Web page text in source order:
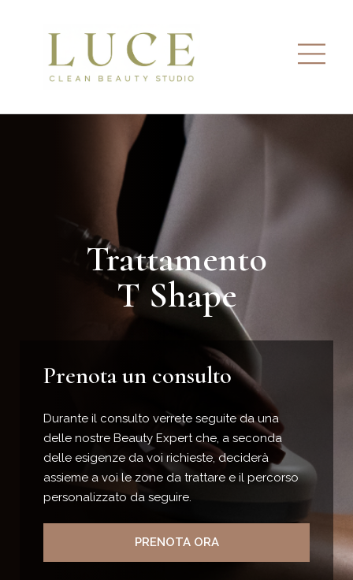
Trattamento
T Shape
Prenota un consulto
Durante il consulto verrete seguite da una
delle nostre Beauty Expert che, a seconda
delle esigenze da voi richieste, deciderà
assieme a voi le zone da trattare e il percorso
personalizzato da seguire.
PRENOTA ORA